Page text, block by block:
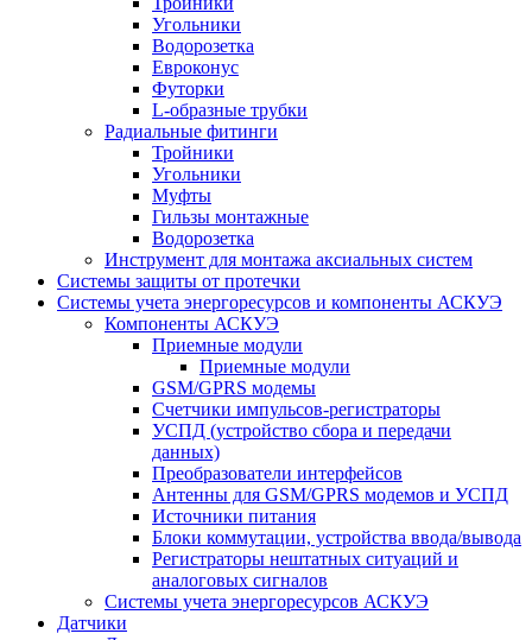
Угольники
Водорозетка
Евроконус
Футорки
L-образные трубки
Радиальные фитинги
Тройники
Угольники
Муфты
Гильзы монтажные
Водорозетка
Инструмент для монтажа аксиальных систем
Системы защиты от протечки
Системы учета энергоресурсов и компоненты АСКУЭ
Компоненты АСКУЭ
Приемные модули
Приемные модули
GSM/GPRS модемы
Счетчики импульсов-регистраторы
УСПД (устройство сбора и передачи
данных)
Преобразователи интерфейсов
Антенны для GSM/GPRS модемов и УСПД
Источники питания
Блоки коммутации, устройства ввода/вывода
Регистраторы нештатных ситуаций и
аналоговых сигналов
Системы учета энергоресурсов АСКУЭ
Датчики